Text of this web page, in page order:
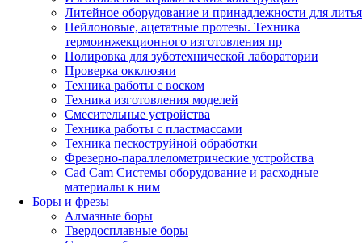
Литейное оборудование и принадлежности для литья
Нейлоновые, ацетатные протезы. Техника
термоинжекционного изготовления пр
Полировка для зуботехнической лаборатории
Проверка окклюзии
Техника работы с воском
Техника изготовления моделей
Смесительные устройства
Техника работы с пластмассами
Техника пескоструйной обработки
Фрезерно-параллелометрические устройства
Cad Cam Системы оборудование и расходные
материалы к ним
Боры и фрезы
Алмазные боры
Твердосплавные боры